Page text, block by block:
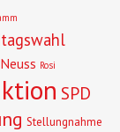
Rosi
SPD
Stellungnahme